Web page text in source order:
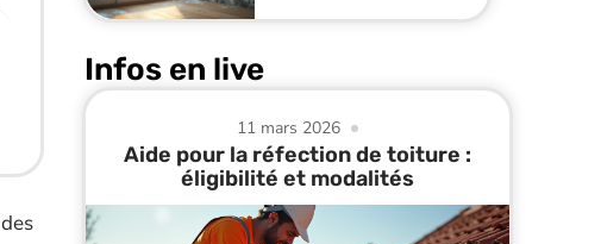
Infos en live
11 mars 2026
Aide pour la réfection de toiture :
éligibilité et modalités